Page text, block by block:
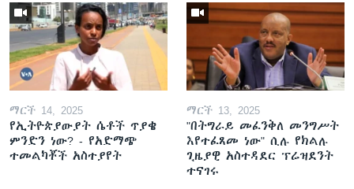
ማርች 14, 2025
የኢትዮጵያውያት ሴቶች ጥያቄ
ምንድን ነው? - የአድማጭ
ተመልካቾች አስተያየት
ማርች 13, 2025
"በትግራይ መፈንቅለ መንግሥት
እየተፈጸመ ነው" ሲሉ የክልሉ
ጊዜያዊ አስተዳደር ፕሬዝደንት
ተናገሩ